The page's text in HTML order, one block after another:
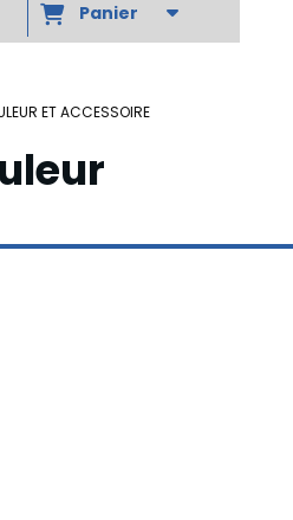
Panier
ET ACCESSOIRE